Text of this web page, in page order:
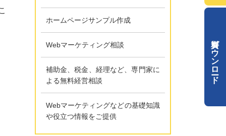
資料ダウンロード
ホームページサンプル作成
Webマーケティング相談
補助金、税金、経理など、専門家に
よる無料経営相談
Webマーケティングなどの基礎知識
や役立つ情報をご提供